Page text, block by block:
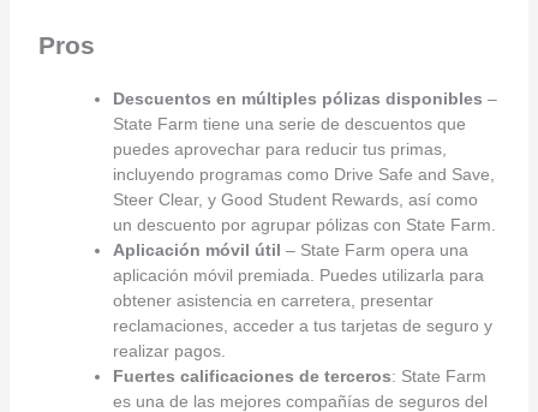
Pros
Descuentos en múltiples pólizas disponibles –
State Farm tiene una serie de descuentos que
puedes aprovechar para reducir tus primas,
incluyendo programas como Drive Safe and Save,
Steer Clear, y Good Student Rewards, así como
un descuento por agrupar pólizas con State Farm.
Aplicación móvil útil – State Farm opera una
aplicación móvil premiada. Puedes utilizarla para
obtener asistencia en carretera, presentar
reclamaciones, acceder a tus tarjetas de seguro y
realizar pagos.
Fuertes calificaciones de terceros: State Farm
es una de las mejores compañías de seguros del